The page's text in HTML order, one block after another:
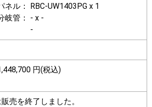
ネル： RBC-UW1403PG x 1
岐管： - x -
-
円(税込)
売を終了しました。